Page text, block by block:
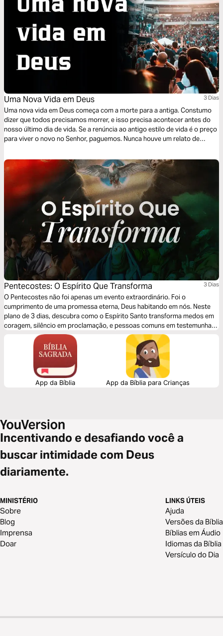
Uma Nova Vida em Deus 3 Dias
Uma nova vida em Deus começa com a morte para a antiga. Constumo
dizer que todos precisamos morrer, e isso precisa acontecer antes do
nosso último dia de vida. Se a renúncia ao antigo estilo de vida é o preço
para viver o novo no Senhor, paguemos. Nunca houve um relato de
Pentecostes: O Espírito Que Transforma 3 Dias
O Pentecostes não foi apenas um evento extraordinário. Foi o
cumprimento de uma promessa eterna, Deus habitando em nós. Neste
plano de 3 dias, descubra como o Espírito Santo transforma medos em
coragem, silêncio em proclamação, e pessoas comuns em testemunhas
vivas do Reino.
App da Bíblia App da Bíblia para Crianças
Incentivando e desafiando você a
buscar intimidade com Deus
diariamente.
MINISTÉRIO
Sobre
Blog
Imprensa
Doar
LINKS ÚTEIS
Ajuda
Versões da Bíblia
Bíblias em Áudio
Idiomas da Bíblia
Versículo do Dia